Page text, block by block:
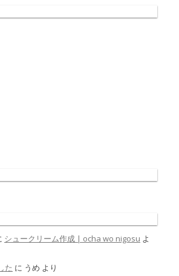
シュークリーム作成 | ocha wo nigosu よ
た に うめ より